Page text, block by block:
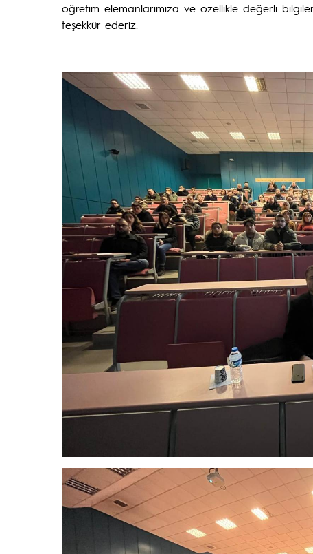
öğretim elemanlarımıza ve özellikle değerli
teşekkür ederiz.